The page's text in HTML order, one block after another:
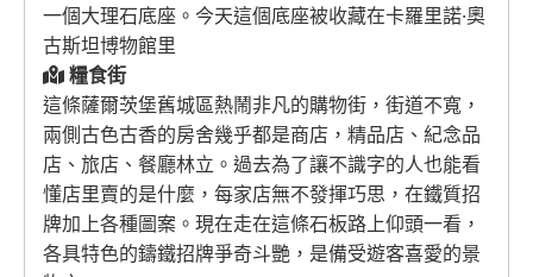
一個大理石底座。今天這個底座被收藏在卡羅里諾·奧
古斯坦博物館里
糧食街
這條薩爾茨堡舊城區熱鬧非凡的購物街，街道不寬，
兩側古色古香的房舍幾乎都是商店，精品店、紀念品
店、旅店、餐廳林立。過去為了讓不識字的人也能看
懂店里賣的是什麼，每家店無不發揮巧思，在鐵質招
牌加上各種圖案。現在走在這條石板路上仰頭一看，
各具特色的鑄鐵招牌爭奇斗艷，是備受遊客喜愛的景